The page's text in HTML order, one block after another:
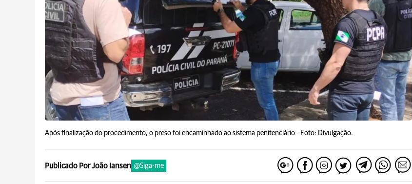
Após finalização do procedimento, o preso foi encaminhado ao sistema penitenciário - Foto: Divulgação.
Publicado Por João Iansen @Siga-me